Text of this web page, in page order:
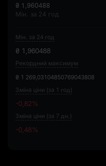
₴ 1,960488
Мін. за 24 год
Мін. за 24 год
₴ 1,960488
Рекордний максимум
₴ 1 269,03104850769043808
Зміна ціни (за 1 год)
-0,82%
Зміна ціни (за 7 дн.)
-0,48%